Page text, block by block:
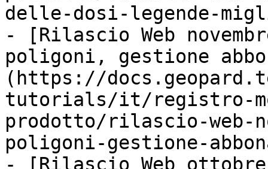
delle-dosi-legende-
- [Rilascio Web
poligoni, gestione
(https://
tutorials/it/registro-
prodotto/rilascio-web-
poligoni-gestione-
- [Rilascio Web